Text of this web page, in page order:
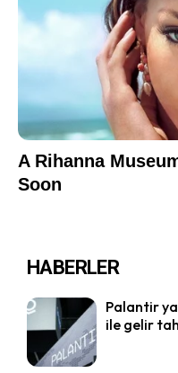
HABERLER
Palantir
ile gelir